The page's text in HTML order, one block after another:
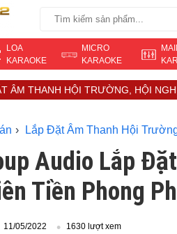
LOA
KARAOKE
MICRO
KARAOKE
ÂM THANH HỘI TRƯỜNG, HỘI
Lắp Đặt Âm Thanh Hội
Audio Lắp
Tiền Phong
11/05/2022 1630 lượt xem